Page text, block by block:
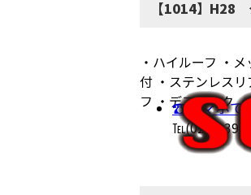
【1014】H28
・ハイルーフ ・
付 ・ステンレス
フ ・デフロック
☎スマホで
℡(0285-39-